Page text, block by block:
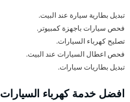
تبديل بطارية سيارة عند البيت.
فحص سيارات باجهزة كمبيوتر.
تصليح كهرباء السيارات.
فحص اعطال السيارات عند البيت.
تبديل بطاريات سيارات.
افضل خدمة كهرباء